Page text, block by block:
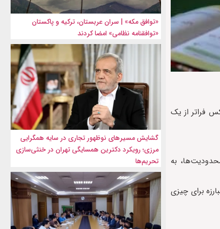
عکس فراتر از یک
به
برای چیزی
«توافق مکه» | سران عربستان، ترکیه و پاکستان
«توافقنامه نظامی» امضا کردند
گشایش مسیرهای نوظهور تجاری در سایه همگرایی
مرزی؛ رویکرد دکترین همسایگی تهران در خنثی‌سازی
تحریم‌ها